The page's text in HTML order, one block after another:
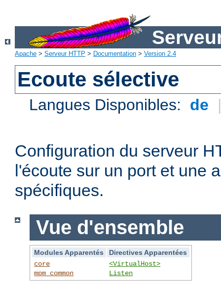
Apache > Serveur HTTP > Documentation > Version 2.4
Ecoute sélective
Langues Disponibles: de
Configuration du serveur
l'écoute sur un port et une
spécifiques.
Vue d'ensemble
Modules Apparentés
Directives Apparentées
core
mpm_common
<VirtualHost>
Listen